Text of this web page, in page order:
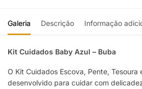
Galeria Descrição Informação
Kit Cuidados Baby Azul – Buba
O Kit Cuidados Escova, Pente,
desenvolvido para cuidar com